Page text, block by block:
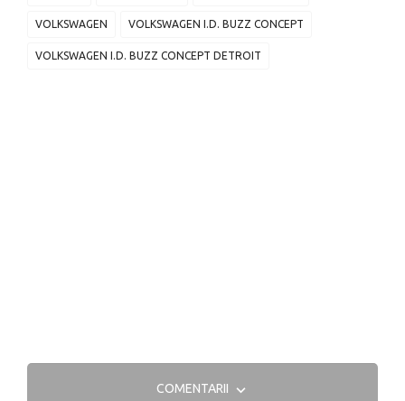
VOLKSWAGEN VOLKSWAGEN I.D. BUZZ CONCEPT
VOLKSWAGEN I.D. BUZZ CONCEPT DETROIT
COMENTARII